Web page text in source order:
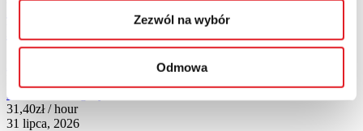
Zezwól na wybór
Odmowa
Pracownik magazynowy (K/M/N) –
Brześć Kujawski (k. Włocławka)
Pracownik magazynu
31,40zł/ hour
31 lipca, 2026